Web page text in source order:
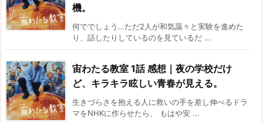
機。
何ででしょう…ただ2人が和気藹々と実験を進めた
り、話したりしているのを見ているだ ...
宙わたる教室 1話 感想｜夜の学校だけ
ど、キラキラ眩しい青春が見える。
生きづらさを抱える人に救いの手を差し伸べるドラ
マをNHKに作らせたら、 もはや安 ...